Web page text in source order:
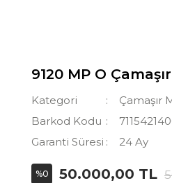
9120 MP O
Kategori
Çamaşır
Barkod Kodu
Garanti Süresi
24 Ay
%0 50.000,00 TL